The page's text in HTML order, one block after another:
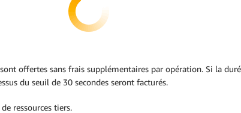
offertes sans frais supplémentaires par opération. Si la
du seuil de 30 secondes seront facturés.
ressources tiers.